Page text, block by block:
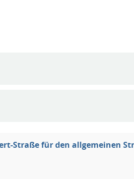
Straße für den allgemeinen